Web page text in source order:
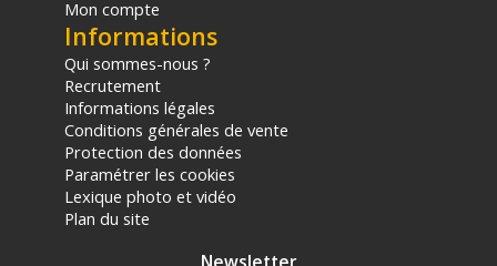
Mon compte
Informations
Qui sommes-nous ?
Recrutement
Informations légales
Conditions générales de vente
Protection des données
Paramétrer les cookies
Lexique photo et vidéo
Plan du site